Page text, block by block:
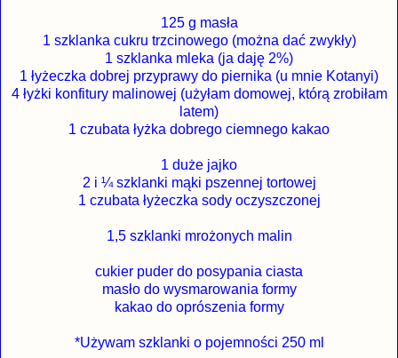
125 g masła
1 szklanka cukru trzcinowego (można dać zwykły)
1 szklanka mleka (ja daję 2%)
1 łyżeczka dobrej przyprawy do piernika (u mnie Kotanyi)
4 łyżki konfitury malinowej (użyłam domowej, którą zrobiłam
latem)
1 czubata łyżka dobrego ciemnego kakao
1 duże jajko
2 i ¼ szklanki mąki pszennej tortowej
1 czubata łyżeczka sody oczyszczonej
1,5 szklanki mrożonych malin
cukier puder do posypania ciasta
masło do wysmarowania formy
kakao do oprószenia formy
*Używam szklanki o pojemności 250 ml